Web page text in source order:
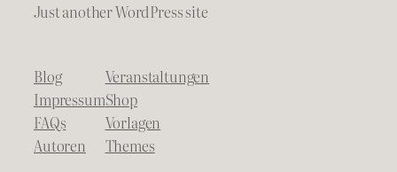
Just another WordPress site
Blog
Impressum
FAQs
Autoren
Veranstaltungen
Shop
Vorlagen
Themes